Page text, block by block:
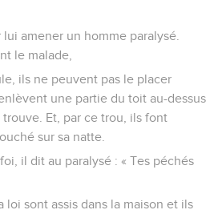
amener un homme paralysé.
le malade,
ils ne peuvent pas le placer
une partie du toit au-dessus
trouve. Et, par ce trou, ils font
sur sa natte.
il dit au paralysé : « Tes péchés
loi sont assis dans la maison et ils